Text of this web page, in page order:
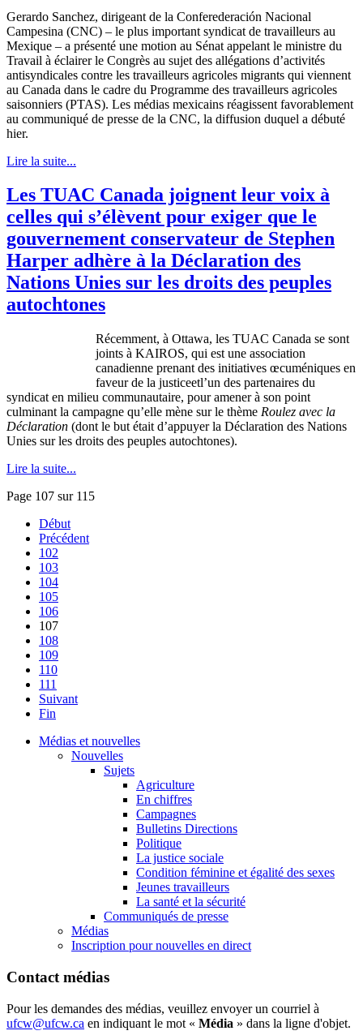
Gerardo Sanchez, dirigeant de la Conferederación Nacional
Campesina (CNC) – le plus important syndicat de travailleurs au
Mexique – a présenté une motion au Sénat appelant le ministre du
Travail à éclairerle Congrès au sujet des allégations d’activités
antisyndicales contre les travailleurs agricoles migrants qui viennent
au Canada dans le cadre du Programme des travailleurs agricoles
saisonniers (PTAS). Les médias mexicains réagissent favorablement
au communiqué de presse de la CNC, la diffusion duquel a débuté
hier.
Lire la suite...
Les TUAC Canada joignent leur voix à
celles qui s’élèvent pour exiger que le
gouvernement conservateur de Stephen
Harper adhère à la Déclaration des
Nations Unies sur les droits des peuples
autochtones
Récemment, à Ottawa, les TUAC Canada se sont
joints à KAIROS, qui est une association
canadienne prenant des initiatives œcuméniques en
faveur de la justiceetl’un des partenaires du
syndicat en milieu communautaire, pour amener à son point
culminant la campagne qu’elle mène sur le thème Roulez avec la
Déclaration (dont le but était d’appuyer la Déclaration des Nations
Unies sur les droits des peuples autochtones).
Lire la suite...
Page 107 sur 115
Début
Précédent
102
103
104
105
106
107
108
109
110
111
Suivant
Fin
Médias et nouvelles
Nouvelles
Sujets
Agriculture
En chiffres
Campagnes
Bulletins Directions
Politique
La justice sociale
Condition féminine et égalité des sexes
Jeunes travailleurs
La santé et la sécurité
Communiqués de presse
Médias
Inscription pour nouvelles en direct
Contact médias
Pour les demandes des médias, veuillez envoyer un courriel à
ufcw@ufcw.ca en indiquant le mot « Média » dans la ligne d'objet.